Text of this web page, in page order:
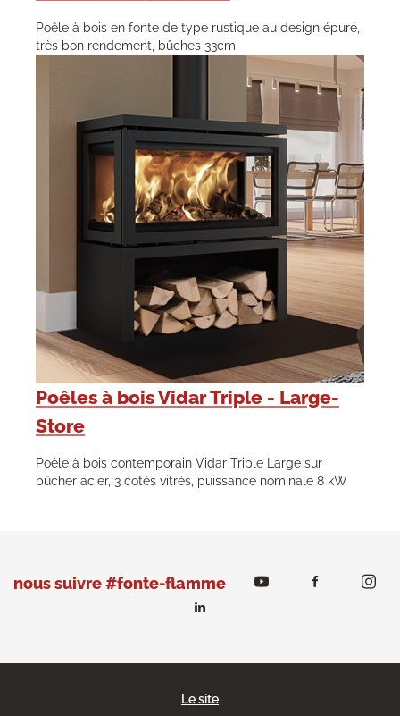
Poêle à bois en fonte de type rustique au design épuré,
très bon rendement, bûches 33cm
Poêles à bois Vidar Triple - Large-
Store
Poêle à bois contemporain Vidar Triple Large sur
bûcher acier, 3 cotés vitrés, puissance nominale 8 kW
nous suivre #fonte-flamme
Le site